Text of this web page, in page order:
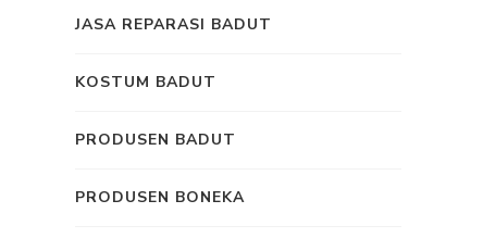
JASA REPARASI BADUT
KOSTUM BADUT
PRODUSEN BADUT
PRODUSEN BONEKA